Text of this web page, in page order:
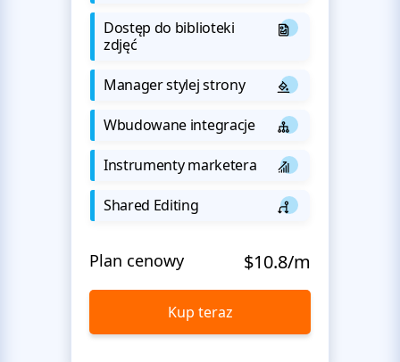
Dostęp do biblioteki
zdjęć
Manager stylej strony
Wbudowane integracje
Instrumenty marketera
Shared Editing
Plan cenowy $10.8/m
Kup teraz